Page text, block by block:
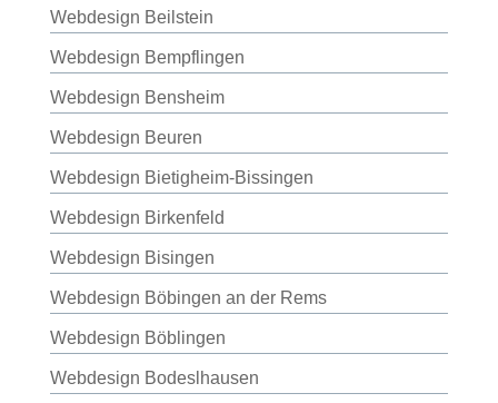
Webdesign Beilstein
Webdesign Bempflingen
Webdesign Bensheim
Webdesign Beuren
Webdesign Bietigheim-Bissingen
Webdesign Birkenfeld
Webdesign Bisingen
Webdesign Böbingen an der Rems
Webdesign Böblingen
Webdesign Bodeslhausen